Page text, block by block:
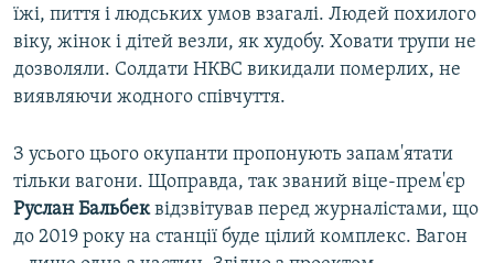
їжі, пиття і людських умов взагалі. Людей похилого
віку, жінок і дітей везли, як худобу. Ховати трупи не
дозволяли. Солдати НКВС викидали померлих, не
виявляючи жодного співчуття.
З усього цього окупанти пропонують запам'ятати
тільки вагони. Щоправда, так званий віце-прем'єр
Руслан Бальбеквідзвітував перед журналістами, що
до 2019 року на станції буде цілий комплекс. Вагон